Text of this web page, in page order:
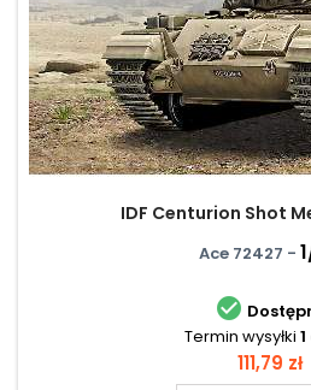
IDF Centurion Shot
Ace 72427 -

Termin wysyłki
Cena
111,79 zł